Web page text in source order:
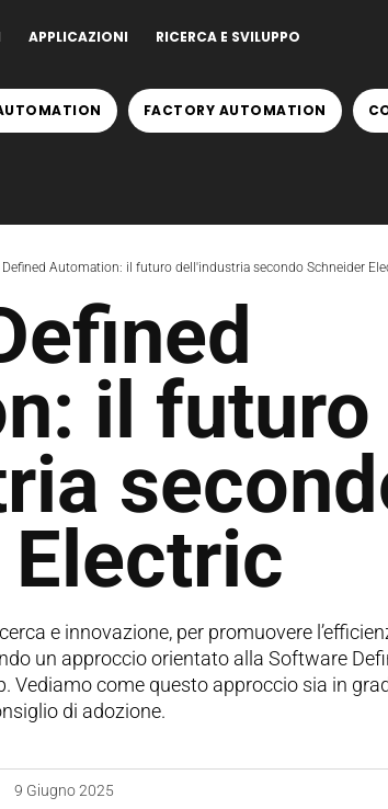
APPLICAZIONI
RICERCA E SVILUPPO
FACTORY AUTOMATION
Automation: il futuro dell'industria secondo Schneider
il futuro
e innovazione, per promuovere
un approccio orientato alla Software
Vediamo come questo approccio sia in
di adozione.
9 Giugno 2025